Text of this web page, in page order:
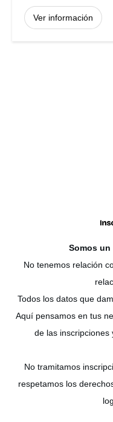
Ver información
Somos
No tenemos relación
Todos los datos que
Aquí pensamos en tus
de las inscripciones
No tramitamos
respetamos los